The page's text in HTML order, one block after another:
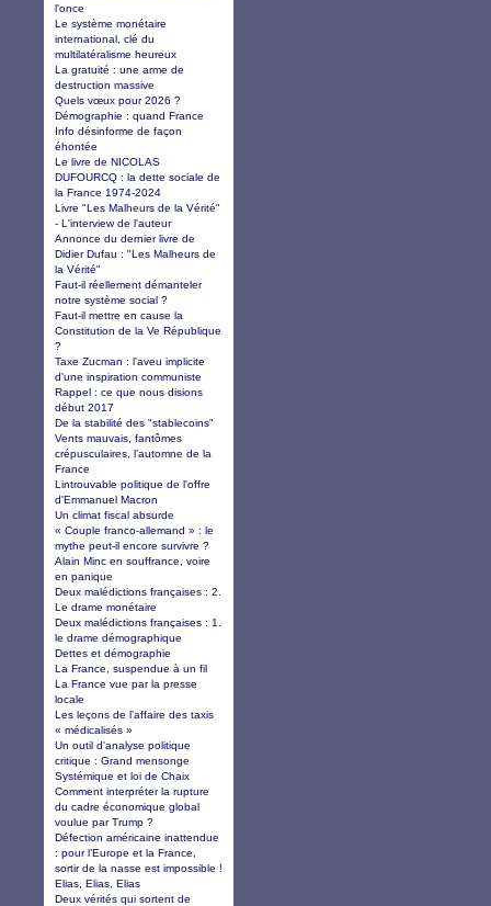
l'once
Le système monétaire
international, clé du
multilatéralisme heureux
La gratuité : une arme de
destruction massive
Quels vœux pour 2026 ?
Démographie : quand France
Info désinforme de façon
éhontée
Le livre de NICOLAS
DUFOURCQ : la dette sociale de
la France 1974-2024
Livre "Les Malheurs de la Vérité"
- L'interview de l'auteur
Annonce du dernier livre de
Didier Dufau : "Les Malheurs de
la Vérité"
Faut-il réellement démanteler
notre système social ?
Faut-il mettre en cause la
Constitution de la Ve République
?
Taxe Zucman : l'aveu implicite
d'une inspiration communiste
Rappel : ce que nous disions
début 2017
De la stabilité des "stablecoins"
Vents mauvais, fantômes
crépusculaires, l’automne de la
France
Lintrouvable politique de l'offre
d'Emmanuel Macron
Un climat fiscal absurde
« Couple franco-allemand » : le
mythe peut-il encore survivre ?
Alain Minc en souffrance, voire
en panique
Deux malédictions françaises : 2.
Le drame monétaire
Deux malédictions françaises : 1.
le drame démographique
Dettes et démographie
La France, suspendue à un fil
La France vue par la presse
locale
Les leçons de l’affaire des taxis
« médicalisés »
Un outil d'analyse politique
critique : Grand mensonge
Systémique et loi de Chaix
Comment interpréter la rupture
du cadre économique global
voulue par Trump ?
Défection américaine inattendue
: pour l’Europe et la France,
sortir de la nasse est impossible !
Elias, Elias, Elias
Deux vérités qui sortent de